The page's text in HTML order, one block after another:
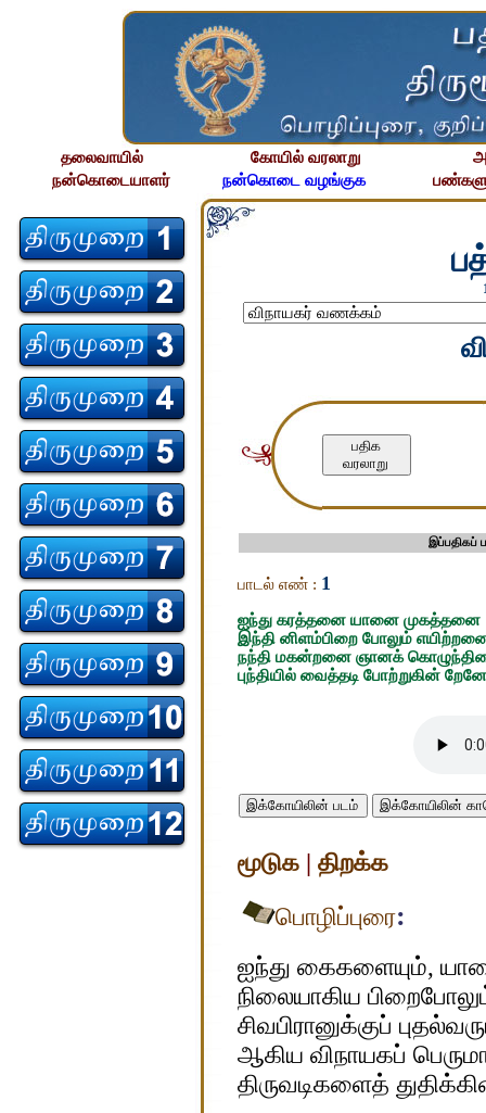
தலைவாயில் கோயில் வரலாறு
நன்கொடையாளர்
நன்கொடை வழங்குக
பதிக
வரலாறு
இப்பதிகப்
பாடல் எண் : 1
ஐந்து கரத்தனை யானை முகத்தனை
இந்தி னிளம்பிறை போலும்
நந்தி மகன்றனை ஞானக்
புந்தியில் வைத்தடி போற்றுகின்
இக்கோயிலின் படம் இக்கோயிலின்
மூடுக |திறக்க
பொழிப்புரை:
ஐந்து கைகளையும்,
நிலையாகிய
சிவபிரானுக்குப்
ஆகிய விநாயகப்
திருவடிகளைத்